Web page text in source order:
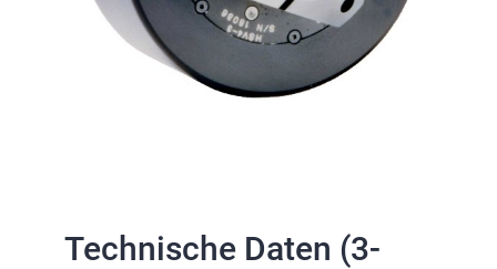
Technische Daten (3-